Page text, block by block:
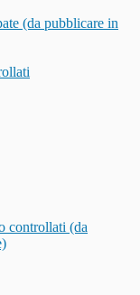
(da pubblicare in
controllati (da